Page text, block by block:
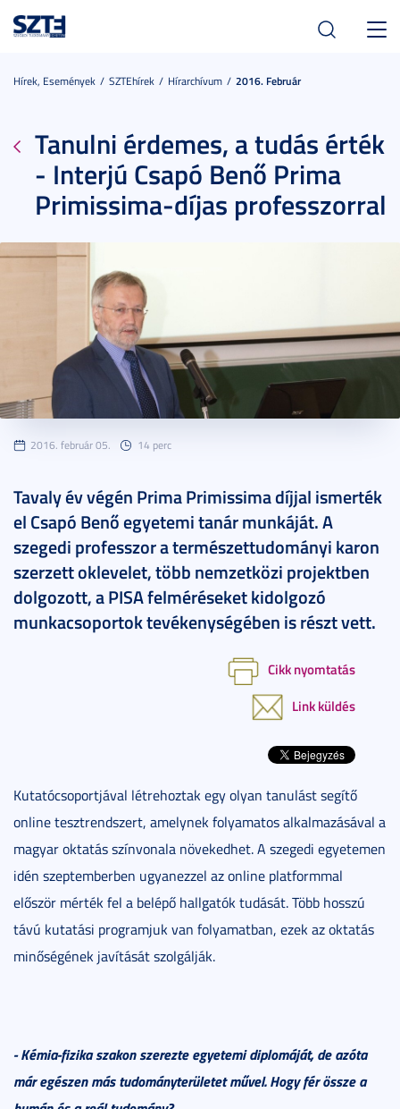
Hírek, Események SZTEhírek Hírarchívum 2016. Február
Tanulni érdemes, a tudás érték
- Interjú Csapó Benő Prima
Primissima-díjas professzorral
2016. február 05. 14 perc
Tavaly év végén Prima Primissima díjjal ismerték
el Csapó Benő egyetemi tanár munkáját. A
szegedi professzor a természettudományi karon
szerzett oklevelet, több nemzetközi projektben
dolgozott, a PISA felméréseket kidolgozó
munkacsoportok tevékenységében is részt vett.
Cikk nyomtatás
Link küldés
Kutatócsoportjával létrehoztak egy olyan tanulást segítő
online tesztrendszert, amelynek folyamatos alkalmazásával a
magyar oktatás színvonala növekedhet. A szegedi egyetemen
idén szeptemberben ugyanezzel az online platformmal
először mérték fel a belépő hallgatók tudását. Több hosszú
távú kutatási programjuk van folyamatban, ezek az oktatás
minőségének javítását szolgálják.
- Kémia-fizika szakon szerezte egyetemi diplomáját, de azóta
már egészen más tudományterületet művel. Hogy fér össze a